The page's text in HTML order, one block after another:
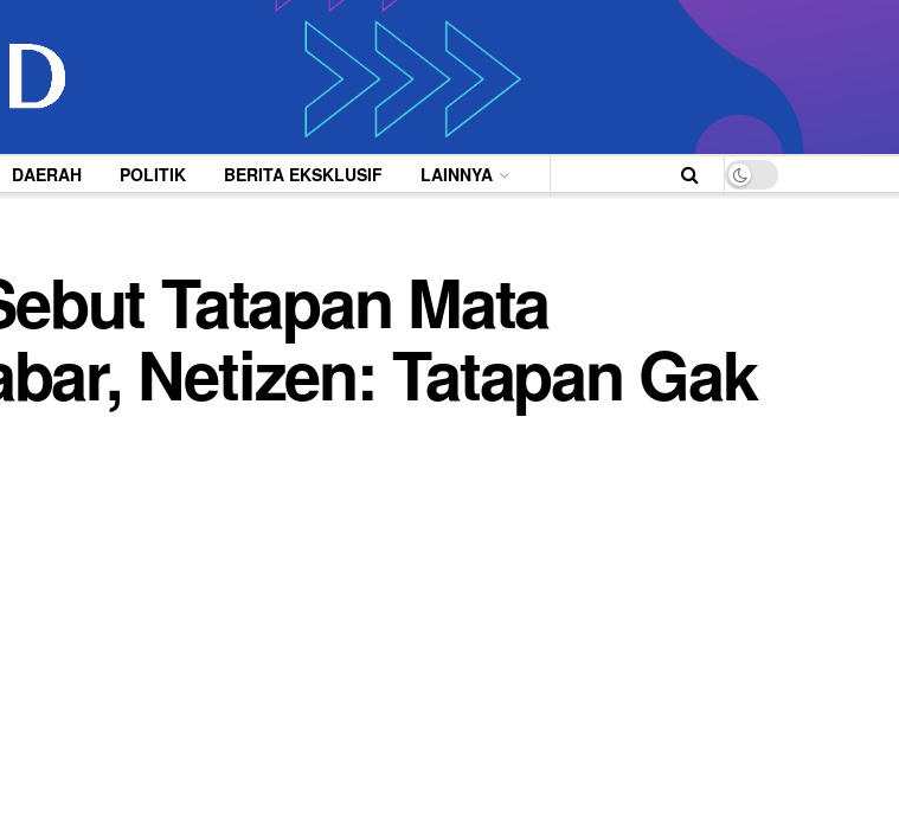
DAERAH POLITIK BERITA EKSKLUSIF LAINNYA
Tatapan Mata
Netizen: Tatapan Gak